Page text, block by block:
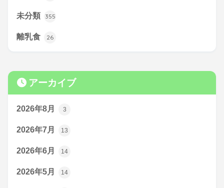
未分類 355
離乳食 26
アーカイブ
2026年8月 3
2026年7月 13
2026年6月 14
2026年5月 14